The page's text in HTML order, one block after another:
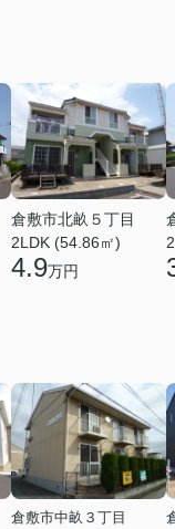
倉敷市北畝５丁目
2LDK (54.86㎡)
4.9万円
倉敷市中畝３丁目